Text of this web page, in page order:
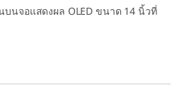
บนจอแสดงผล OLED ขนาด 14 นิ้วที่